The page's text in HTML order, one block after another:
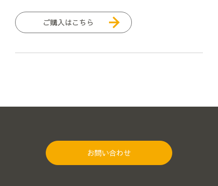
ご購入はこちら
お問い合わせ